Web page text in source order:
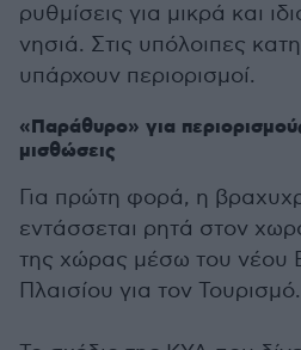
ρυθμίσεις για μικρά και
νησιά. Στις υπόλοιπες
υπάρχουν περιορισμοί.
«Παράθυρο» για
μισθώσεις
Για πρώτη φορά, η
εντάσσεται ρητά στον
της χώρας μέσω του νέου
Πλαισίου για τον Τουρισμό.